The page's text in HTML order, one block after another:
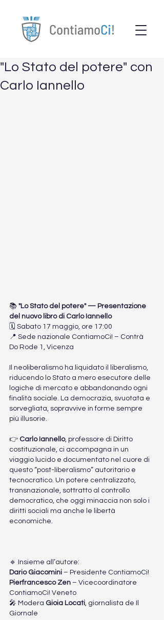
"Lo Stato del potere" con
Carlo Iannello
📚 "Lo Stato del potere" — Presentazione
del nuovo libro di Carlo Iannello
🗓 Sabato 17 maggio, ore 17:00
📍 Sede nazionale ContiamoCi! – Contrà
Do Rode 1, Vicenza
Il neoliberalismo ha liquidato il liberalismo,
riducendo lo Stato a mero esecutore delle
logiche di mercato e abbandonando ogni
finalità sociale. La democrazia, svuotata e
sorvegliata, sopravvive in forme sempre
più illusorie.
👉 Carlo Iannello, professore di Diritto
costituzionale, ci accompagna in un
viaggio lucido e documentato nel cuore di
questo “post-liberalismo” autoritario e
tecnocratico. Un potere centralizzato,
transnazionale, sottratto al controllo
democratico, che oggi minaccia non solo i
diritti sociali ma anche le libertà
economiche.
🔹 Insieme all’autore:
Dario Giacomini – Presidente ContiamoCi!
Pierfrancesco Zen – Vicecoordinatore
ContiamoCi! Veneto
🎤 Modera Gioia Locati, giornalista de Il
Giornale